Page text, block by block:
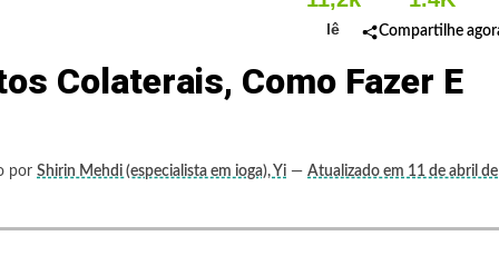
lê Compartilhe
Colaterais, Como Fazer E
por Shirin Mehdi (especialista em ioga), Yi — Atualizado em 11 de abril de